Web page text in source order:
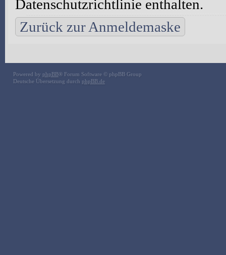
Datenschutzrichtlinie enthalten.
Zurück zur Anmeldemaske
Powered by phpBB® Forum Software © phpBB Group
Deutsche Übersetzung durch phpBB.de